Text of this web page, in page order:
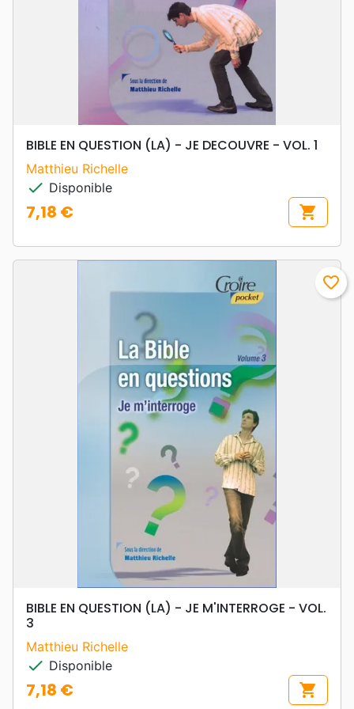
BIBLE EN QUESTION (LA) - JE DECOUVRE - VOL. 1
Matthieu Richelle
check Disponible
Prix
7,18 € shopping_cart
favorite_border
BIBLE EN QUESTION (LA) - JE M'INTERROGE - VOL.
3
Matthieu Richelle
check Disponible
Prix
7,18 € shopping_cart